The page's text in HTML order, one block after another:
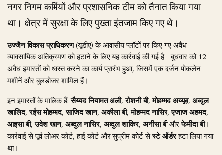
नगर निगम कर्मियों और प्रशासनिक टीम को तैनात किया गया
था। क्षेत्र में सुरक्षा के लिए पुख्ता इंतजाम किए गए थे।
उज्जैन विकास प्राधिकरण(यूडीए) के आवासीय प्लॉटों पर किए गए अवैध
व्यावसायिक अतिक्रमण को हटाने के लिए यह कार्रवाई की गई है। बुधवार को 12
अवैध इमारतों को ध्वस्त करने का कार्य प्रारंभ हुआ, जिसमें एक दर्जन पोकलेन
मशीनें और बुलडोजर शामिल हैं।
इन इमारतों के मालिक हैं:सैय्यद नियामत अली,रोशनी बी,मोहम्मद अय्यूब, अब्दुल
खालिद,रईस मोहम्मद,साजिद खान, अकीला बी,मोहम्मद नासिर,एजाज अहमद,
आइसा बी,उवेश खान, अब्दुल नासिर, अब्दुल शाकिर, अनीसा बीऔरफेमीदा बी।
कार्रवाई से पूर्व लोअर कोर्ट, हाई कोर्ट और सुप्रीम कोर्ट सेस्टे ऑर्डरहटा लिया गया
था।